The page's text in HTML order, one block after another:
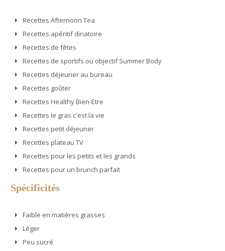
Recettes Afternoon Tea
Recettes apéritif dinatoire
Recettes de fêtes
Recettes de sportifs ou objectif Summer Body
Recettes déjeuner au bureau
Recettes goûter
Recettes Healthy Bien-Etre
Recettes le gras c'est la vie
Recettes petit déjeuner
Recettes plateau TV
Recettes pour les petits et les grands
Recettes pour un brunch parfait
Spécificités
Faible en matières grasses
Léger
Peu sucré